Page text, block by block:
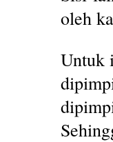
oleh
Untuk